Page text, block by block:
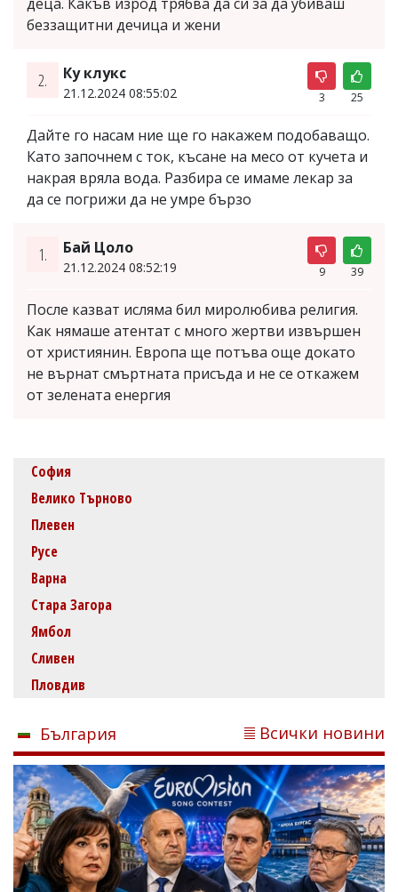
беззащитни дечица и жени
2. Ку клукс
21.12.2024 08:55:02 3 25
Дайте го насам ние ще го накажем подобаващо.
Като започнем с ток, късане на месо от кучета и
накрая вряла вода. Разбира се имаме лекар за
да се погрижи да не умре бързо
1. Бай Цоло
21.12.2024 08:52:19 9 39
После казват исляма бил миролюбива религия.
Как нямаше атентат с много жертви извършен
от християнин. Европа ще потъва още докато
не върнат смъртната присъда и не се откажем
от зелената енергия
София
Велико Търново
Плевен
Русе
Варна
Стара Загора
Ямбол
Сливен
Пловдив
България Всички новини